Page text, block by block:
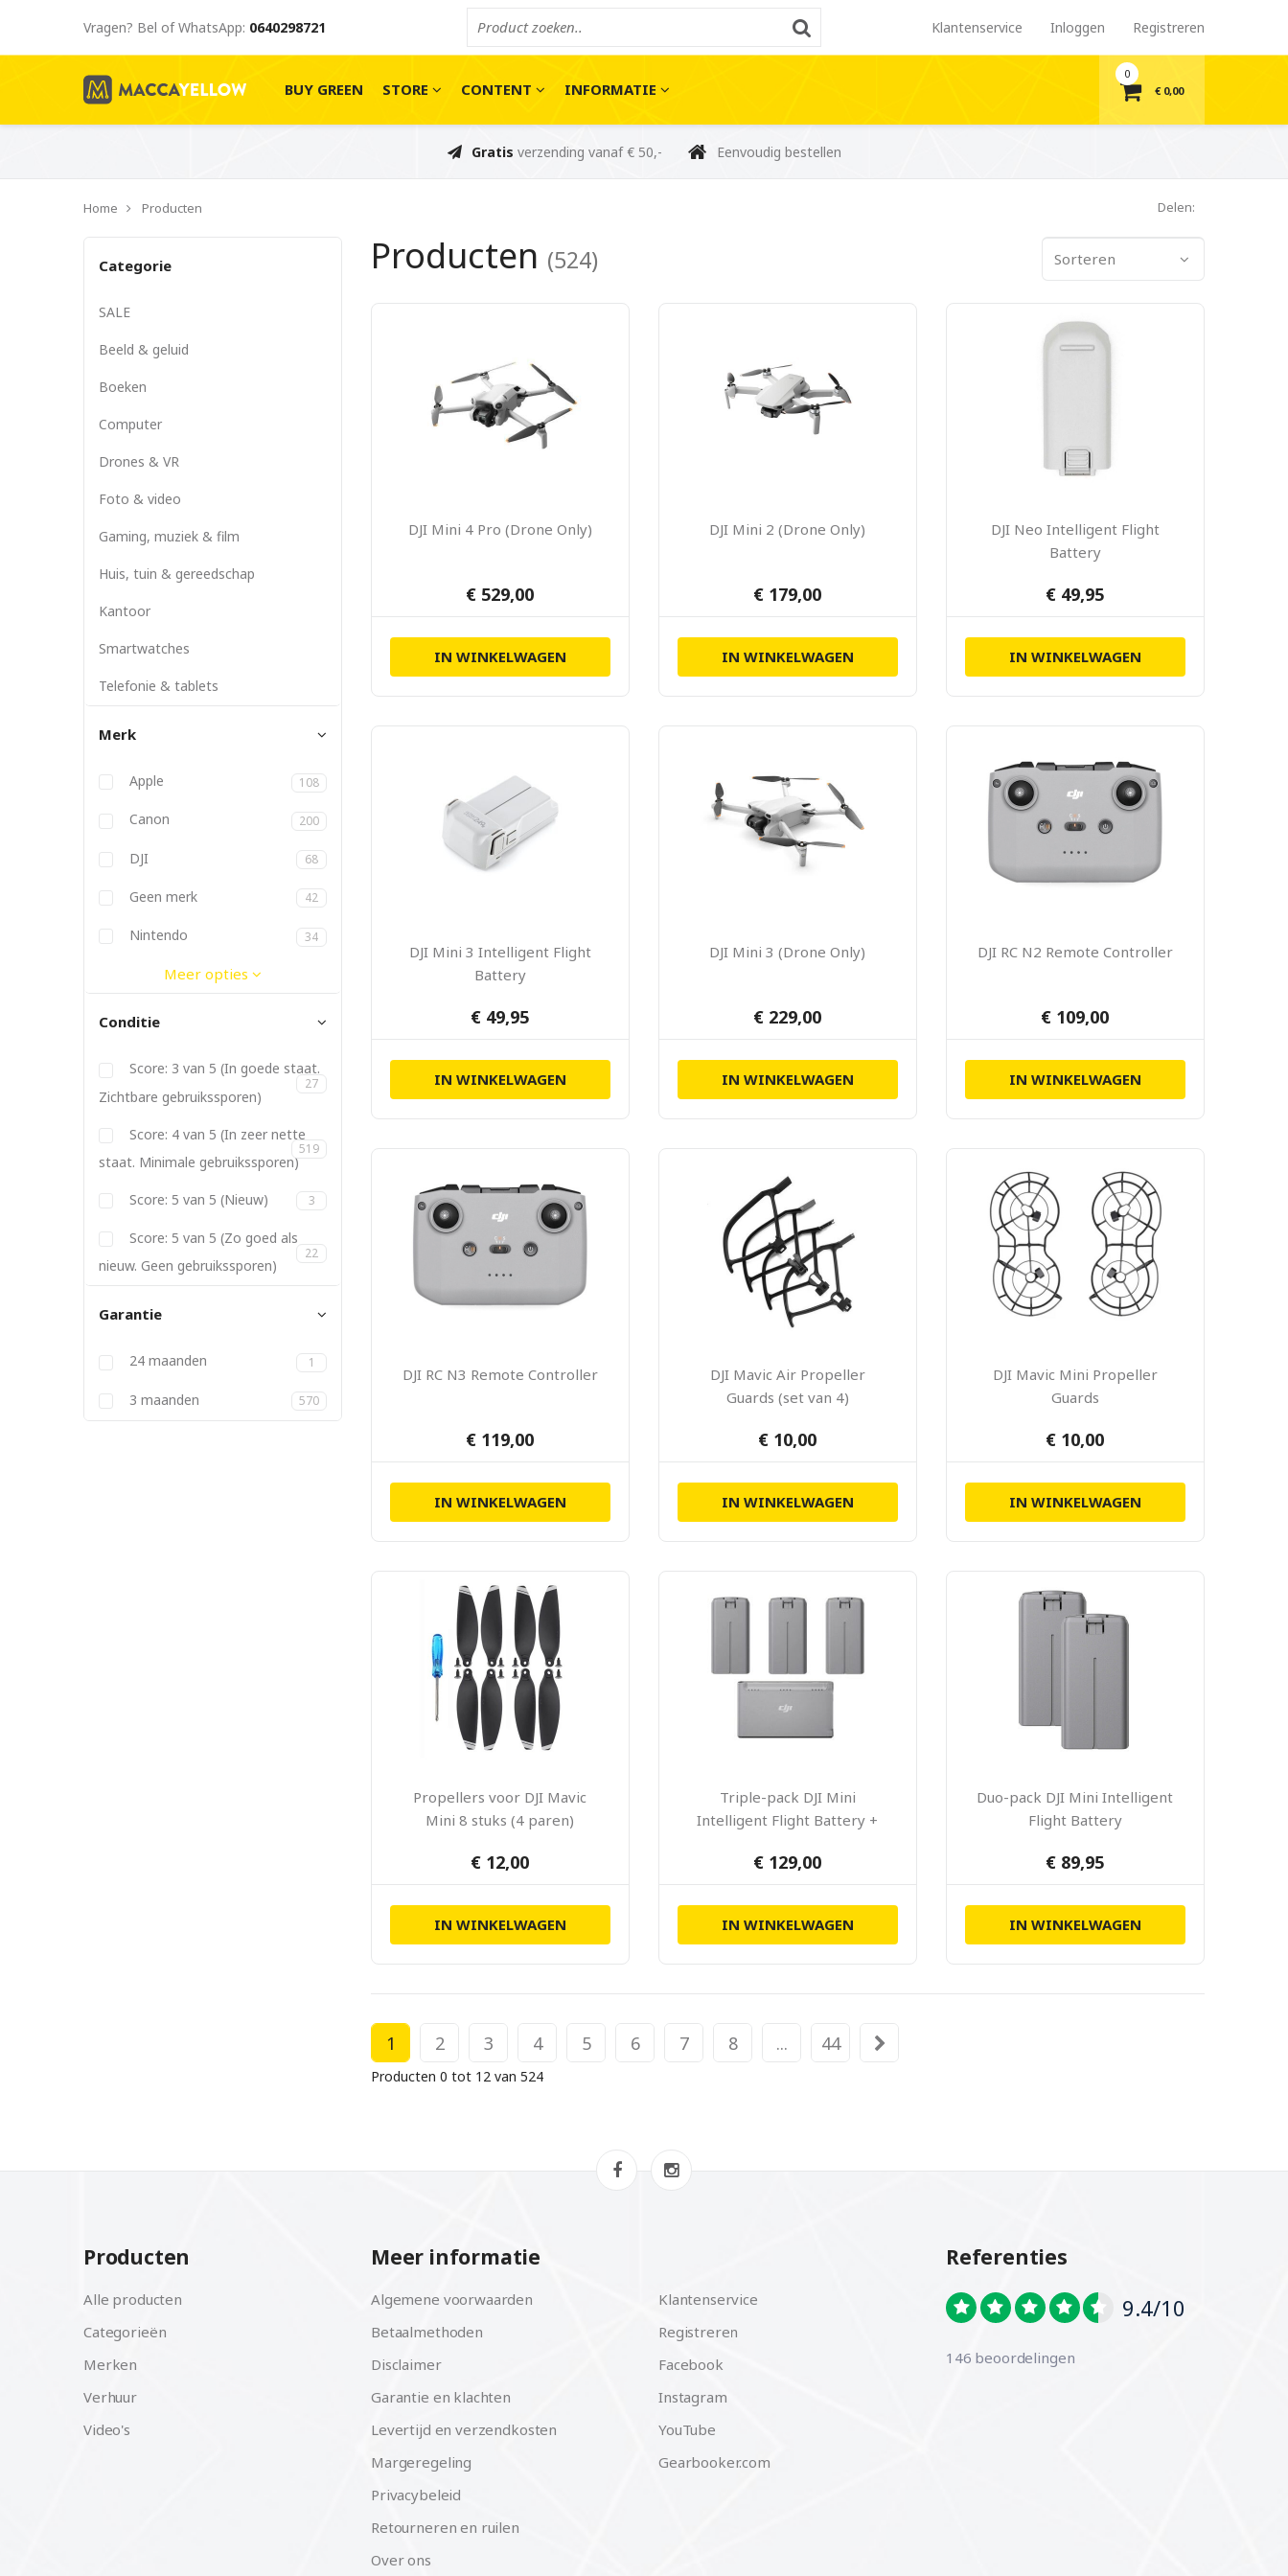
Vragen? Bel of WhatsApp: 0640298721 Klantenservice Inloggen Registreren
BUY GREEN STORE CONTENT INFORMATIE
0
€ 0,00
Gratis verzending vanaf € 50,- Eenvoudig bestellen
Home Producten Delen:
Categorie
SALE
Beeld & geluid
Boeken
Computer
Drones & VR
Foto & video
Gaming, muziek & film
Huis, tuin & gereedschap
Kantoor
Smartwatches
Telefonie & tablets
Merk
Anbernic
Apple 108
Atlona
Aukey
Backbone
Belkin
BizLink
Blackmagic
Bose
Canon 200
DJI 68
Dymo
Elgato
Ergotron
Fitbit
Geen merk 42
Gitzo
Godox
JBL
Joby
Kanex
Kata
Kenko
Lowepro
Manfrotto
Metz
Nikon
Nintendo 34
Panasonic
PGYTech
Philips
Pioneer
PolarPro
Promise
SanDisk
Satechi
Sigma
Soligor
Sonnet
Tamron
Tokina
Twelve South
Vanguard
YongnuoMeer opties
Conditie
Score: 3 van 5 (In goede staat.
Zichtbare gebruikssporen)
27
Score: 4 van 5 (In zeer nette
staat. Minimale gebruikssporen)
519
Score: 5 van 5 (Nieuw) 3
Score: 5 van 5 (Zo goed als
nieuw. Geen gebruikssporen)
22
Garantie
24 maanden 1
3 maanden 570
Sorteren
Producten (524)
DJI Mini 4 Pro (Drone Only)
€ 529,00
IN WINKELWAGEN
DJI Mini 2 (Drone Only)
€ 179,00
IN WINKELWAGEN
DJI Neo Intelligent Flight
Battery
€ 49,95
IN WINKELWAGEN
DJI Mini 3 Intelligent Flight
Battery
€ 49,95
IN WINKELWAGEN
DJI Mini 3 (Drone Only)
€ 229,00
IN WINKELWAGEN
DJI RC N2 Remote Controller
€ 109,00
IN WINKELWAGEN
DJI RC N3 Remote Controller
€ 119,00
IN WINKELWAGEN
DJI Mavic Air Propeller
Guards (set van 4)
€ 10,00
IN WINKELWAGEN
DJI Mavic Mini Propeller
Guards
€ 10,00
IN WINKELWAGEN
Propellers voor DJI Mavic
Mini 8 stuks (4 paren)
€ 12,00
IN WINKELWAGEN
Triple-pack DJI Mini
Intelligent Flight Battery +
€ 129,00
IN WINKELWAGEN
Duo-pack DJI Mini Intelligent
Flight Battery
€ 89,95
IN WINKELWAGEN
1 2 3 4 5 6 7 8 ... 44
Producten 0 tot 12 van 524
Producten
Alle producten
Categorieën
Merken
Verhuur
Video's
Meer informatie
Algemene voorwaarden
Betaalmethoden
Disclaimer
Garantie en klachten
Levertijd en verzendkosten
Margeregeling
Privacybeleid
Retourneren en ruilen
Over ons
Klantenservice
Registreren
Facebook
Instagram
YouTube
Gearbooker.com
Referenties
9.4/10
146 beoordelingen